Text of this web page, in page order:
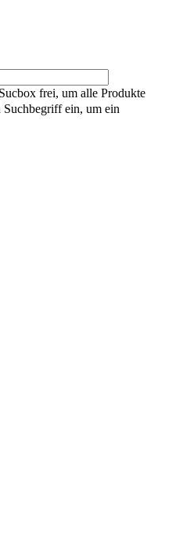
frei, um alle Produkte
Suchbegriff ein, um ein